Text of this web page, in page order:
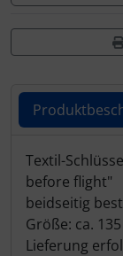
Textil-
before flight"
beidseitig
Größe: ca.
Lieferung
3D Reliefkarten